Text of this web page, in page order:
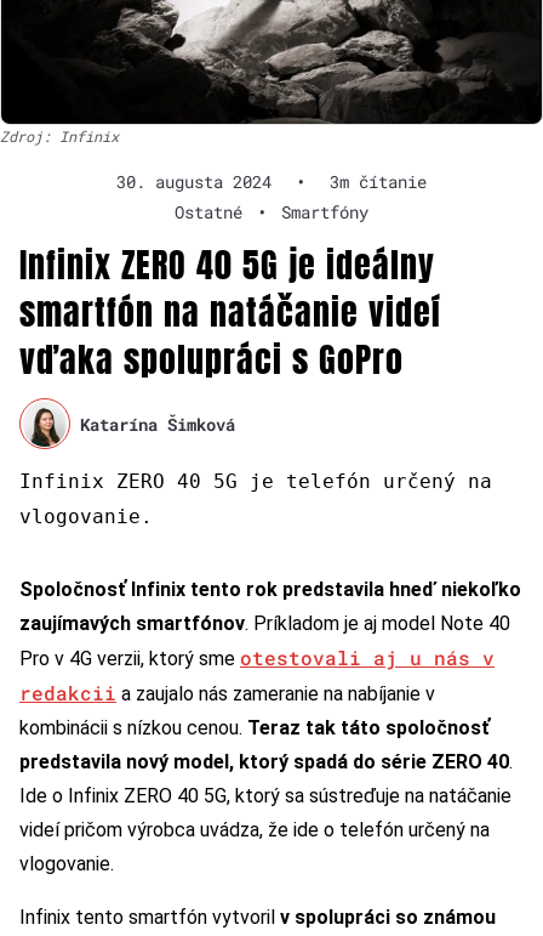
Zdroj: Infinix
30. augusta 2024 •
3m čítanie
Ostatné
• Smartfóny
Infinix ZERO 40 5G je ideálny
smartfón na natáčanie videí
vďaka spolupráci s GoPro
Katarína Šimková
Infinix ZERO 40 5G je telefón určený na
vlogovanie.
Spoločnosť Infinix tento rok predstavila hneď niekoľko
zaujímavých smartfónov. Príkladom je aj model Note 40
Pro v 4G verzii, ktorý sme otestovali aj u nás v
redakcii a zaujalo nás zameranie na nabíjanie v
kombinácii s nízkou cenou. Teraz tak táto spoločnosť
predstavila nový model, ktorý spadá do série ZERO 40.
Ide o Infinix ZERO 40 5G, ktorý sa sústreďuje na natáčanie
videí pričom výrobca uvádza, že ide o telefón určený na
vlogovanie.
Infinix tento smartfón vytvoril v spolupráci so známou